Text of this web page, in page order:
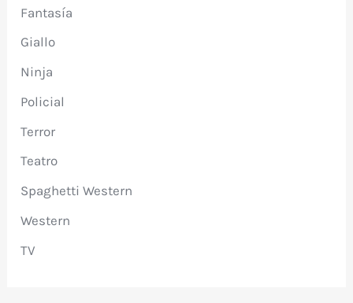
Fantasía
Giallo
Ninja
Policial
Terror
Teatro
Spaghetti Western
Western
TV